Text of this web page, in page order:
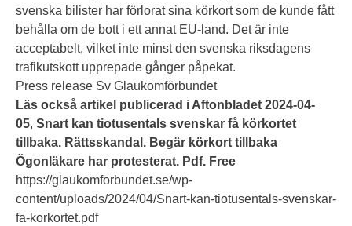
svenska bilister har förlorat sina körkort som de kunde fått
behålla om de bott i ett annat EU-land. Det är inte
acceptabelt, vilket inte minst den svenska riksdagens
trafikutskott upprepade gånger påpekat.
Press release Sv Glaukomförbundet
Läs också artikel publicerad i Aftonbladet 2024-04-
05, Snart kan tiotusentals svenskar få körkortet
tillbaka. Rättsskandal. Begär körkort tillbaka
Ögonläkare har protesterat. Pdf. Free
https://glaukomforbundet.se/wp-
content/uploads/2024/04/Snart-kan-tiotusentals-svenskar-
fa-korkortet.pdf